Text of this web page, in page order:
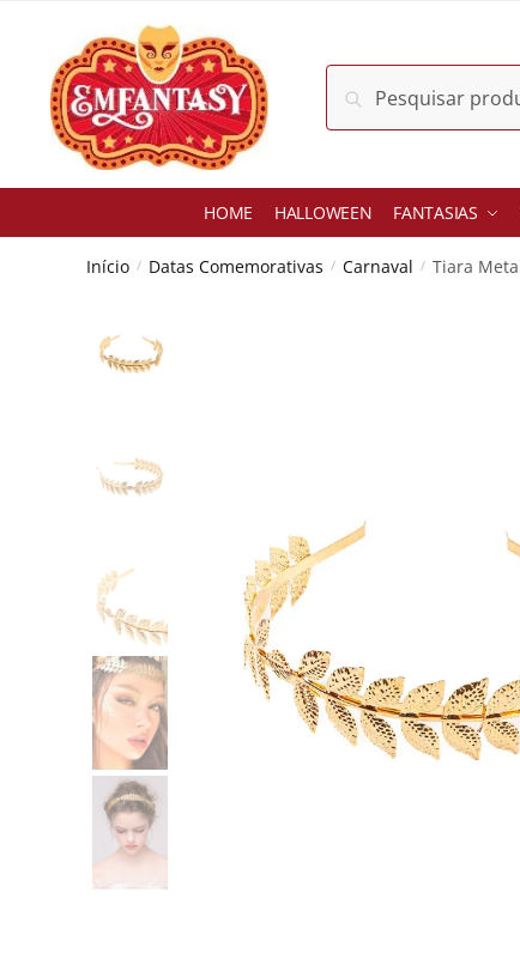
navigation
content
Pesquisar
por:
Pesquisar
HOME HALLOWEEN FANTASIAS
Início / Datas Comemorativas / Carnaval / Tiara